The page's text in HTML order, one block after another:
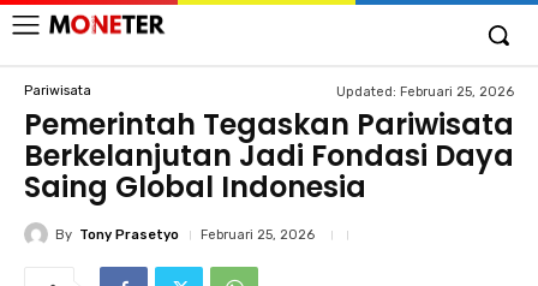
Pariwisata Updated: Februari 25, 2026
Pemerintah Tegaskan Pariwisata
Berkelanjutan Jadi Fondasi Daya
Saing Global Indonesia
By Tony Prasetyo Februari 25, 2026